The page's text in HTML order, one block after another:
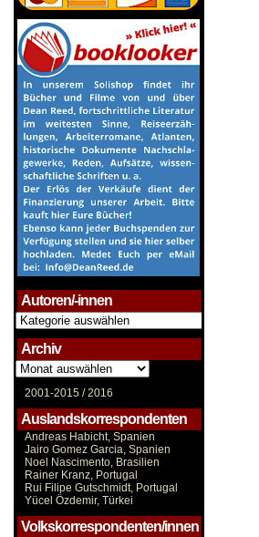
Autoren/-innen
Autoren/-
innen
Archiv
Archiv
2001-2015 /2016
Auslandskorrespondenten
Andreas Habicht, Spanien
Jairo Gomez Garcia, Spanien
Noel Nascimento, Brasilien
Rainer Kranz, Portugal
Rui Filipe Gutschmidt, Portugal
Yücel Özdemir, Türkei
Volkskorrespondenten/innen